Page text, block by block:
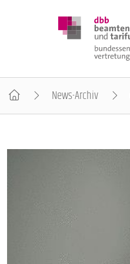
VERANSTALTUNGEN
News-Archiv